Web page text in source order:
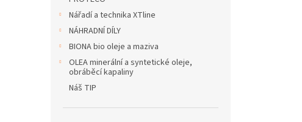
Nářadí a technika XTline
NÁHRADNÍ DÍLY
BIONA bio oleje a maziva
OLEA minerální a syntetické oleje,
obráběcí kapaliny
Náš TIP